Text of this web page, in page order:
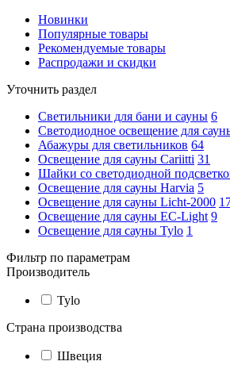
Новинки
Популярные товары
Рекомендуемые товары
Распродажи и скидки
Уточнить раздел
Светильники для бани и сауны 6
Светодиодное освещение для
Абажуры для светильников 64
Освещение для сауны Cariitti 31
Шайки со светодиодной
Освещение для сауны Harvia 5
Освещение для сауны Licht-2000
Освещение для сауны EC-Light 9
Освещение для сауны Tylo 1
Фильтр по параметрам
Производитель
Tylo
Страна производства
Швеция